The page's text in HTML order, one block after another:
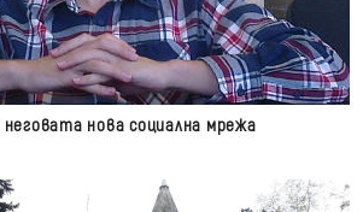
нова социална мрежа